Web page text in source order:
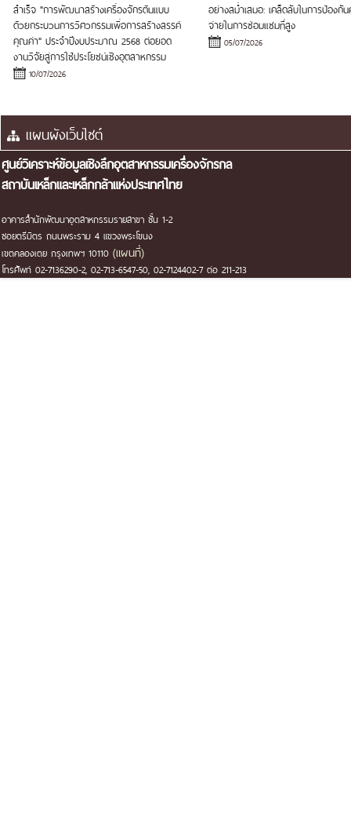
สำเร็จ "การพัฒนาสร้างเครื่องจักรต้นแบบ
ด้วยกระบวนการวิศวกรรมเพื่อการสร้างสรรค์
คุณค่า" ประจำปีงบประมาณ 2568 ต่อยอด
งานวิจัยสู่การใช้ประโยชน์เชิงอุตสาหกรรม
10/07/2026
อย่างสม่ำเสมอ: เคล็ดลับในการป้องกัน
จ่ายในการซ่อมแซมที่สูง
05/07/2026
แผนผังเว็บไซต์
ศูนย์วิเคราะห์ข้อมูลเชิงลึกอุตสาหกรรมเครื่องจักรกล
สถาบันเหล็กและเหล็กกล้าแห่งประเทศไทย
อาคารสำนักพัฒนาอุตสาหกรรมรายสาขา ชั้น 1-2
ซอยตรีมิตร ถนนพระราม 4 แขวงพระโขนง
เขตคลองเตย กรุงเทพฯ 10110 (แผนที่)
โทรศัพท์ 02-7136290-2, 02-713-6547-50, 02-7124402-7 ต่อ 211-213